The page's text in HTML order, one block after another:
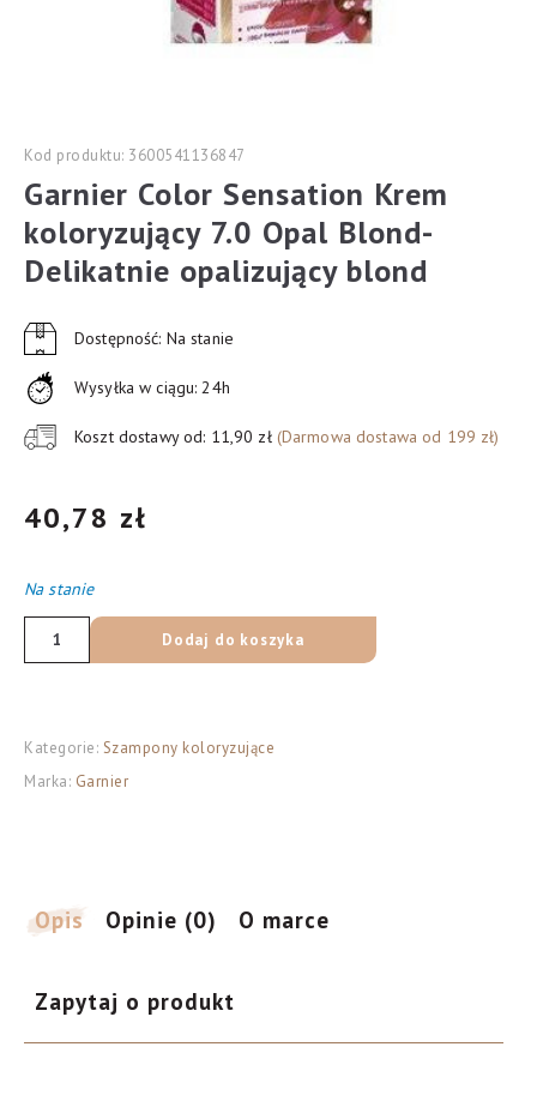
Kod produktu: 3600541136847
Garnier Color Sensation Krem
koloryzujący 7.0 Opal Blond-
Delikatnie opalizujący blond
Dostępność: Na stanie
Wysyłka w ciągu: 24h
Koszt dostawy od: 11,90 zł (Darmowa dostawa od 199 zł)
40,78 zł
Na stanie
ilość
Garnier
Krem
koloryzujący
Delikatnie
opalizujący
Dodaj do koszyka
Kategorie: Szampony koloryzujące
Marka: Garnier
Opis Opinie (0) O marce
Zapytaj o produkt